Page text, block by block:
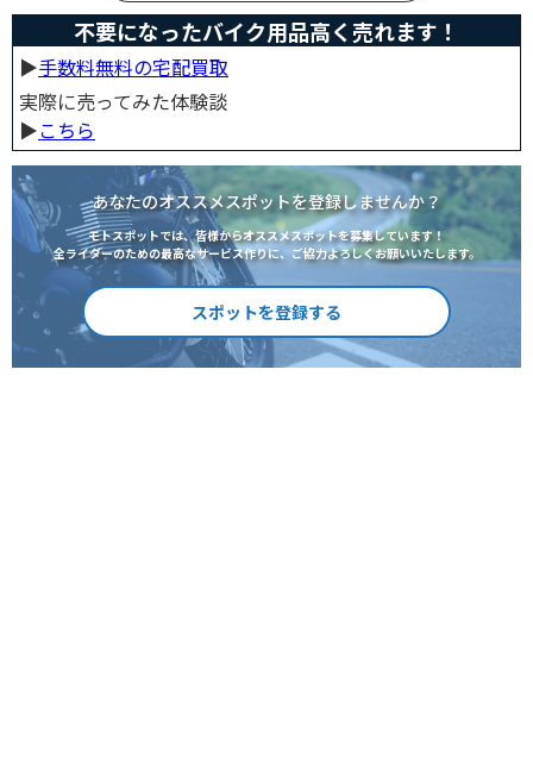
不要になったバイク用品高く売れます！
▶︎手数料無料の宅配買取
実際に売ってみた体験談
▶︎こちら
あなたのオススメスポットを登録しませんか？
モトスポットでは、皆様からオススメスポットを募集しています！
全ライダーのための最高なサービス作りに、ご協力よろしくお願いいたします。
スポットを登録する